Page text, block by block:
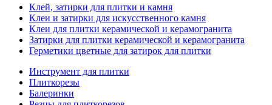
Клей, затирки для плитки и камня
Клеи и затирки для искусственного камня
Клеи для плитки керамической и керамогранита
Затирки для плитки керамической и керамогранита
Герметики цветные для затирок для плитки
Инструмент для плитки
Плиткорезы
Балеринки